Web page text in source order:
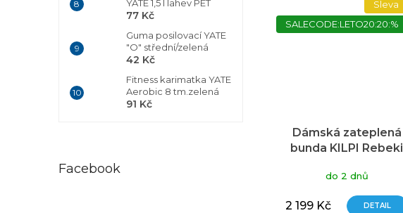
YATE 1,5 l lahev PET
77 Kč
Guma posilovací YATE
"O" střední/zelená
42 Kč
Fitness karimatka YATE
Aerobic 8 tm.zelená
91 Kč
Facebook
Sleva
SALECODE:LETO20:20:%
Dámská zateplená
bunda KILPI Rebeki
do 2 dnů
2 199 Kč DETAIL